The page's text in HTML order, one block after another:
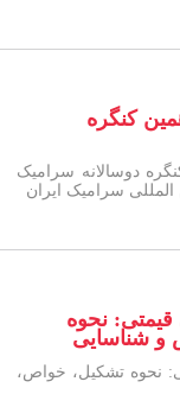
کنگره
دوسالانه سرامیک
سرامیک ایران
نحوه
شناسایی
نحوه تشکیل، خواص،